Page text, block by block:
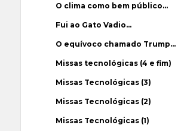
O clima como bem público…
Fui ao Gato Vadio…
O equívoco chamado Trump…
Missas tecnológicas (4 e fim)
Missas Tecnológicas (3)
Missas Tecnológicas (2)
Missas Tecnológicas (1)